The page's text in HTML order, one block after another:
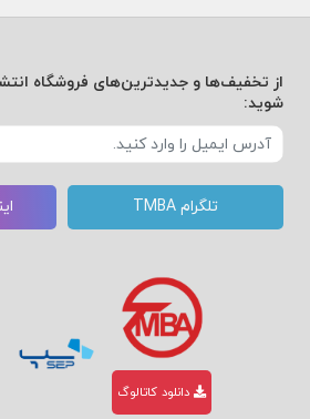
از تخفیف‌ها و جدیدترین‌های فروشگاه
شوید:
تلگرام TMBA
دانلود کاتالوگ